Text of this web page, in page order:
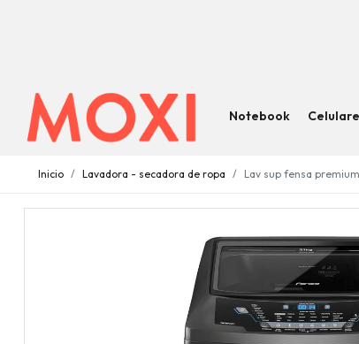
Notebook
Inicio Lavadora - secadora de ropa Lav sup fensa